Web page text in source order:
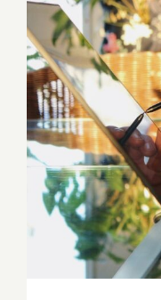
Europa e